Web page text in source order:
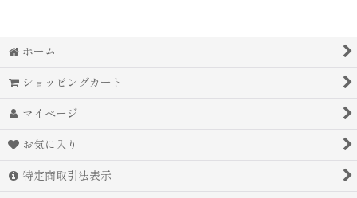
ホーム
ショッピングカート
マイページ
お気に入り
特定商取引法表示